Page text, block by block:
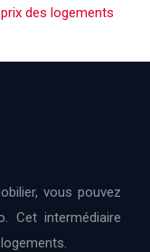
des logements
vous pouvez
Cet intermédiaire